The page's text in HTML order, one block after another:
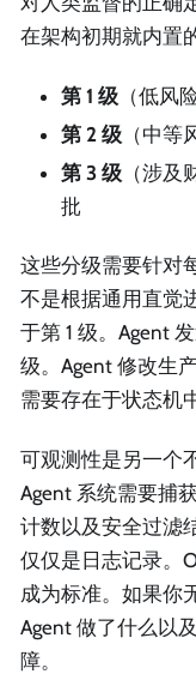
在架构初期就内置
第 1 级 （低风
第 2 级 （中
第 3 级 （涉
批
这些分级需要针对
不是根据通用直觉
于第 1 级。Agent
级。Agent 修改生
需要存在于状态机
可观测性是另一个
Agent 系统需要捕
计数以及安全过滤
仅仅是日志记录。
成为标准。如果你
Agent 做了什么以
障。